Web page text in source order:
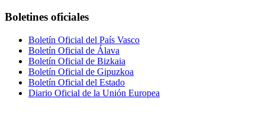
Boletines oficiales
Boletín Oficial del País Vasco
Boletín Oficial de Álava
Boletín Oficial de Bizkaia
Boletín Oficial de Gipuzkoa
Boletín Oficial del Estado
Diario Oficial de la Unión Europea